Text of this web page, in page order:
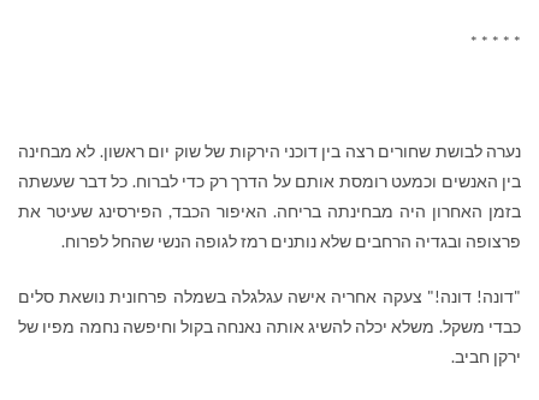
* * * * *
נערה לבושת שחורים רצה בין דוכני הירקות של שוק יום ראשון. לא מבחינה
בין האנשים וכמעט רומסת אותם על הדרך רק כדי לברוח. כל דבר שעשתה
בזמן האחרון היה מבחינתה בריחה. האיפור הכבד, הפירסינג שעיטר את
פרצופה ובגדיה הרחבים שלא נותנים רמז לגופה הנשי שהחל לפרוח.
"דונה! דונה!" צעקה אחריה אישה עגלגלה בשמלה פרחונית נושאת סלים
כבדי משקל. משלא יכלה להשיג אותה נאנחה בקול וחיפשה נחמה מפיו של
ירקן חביב.